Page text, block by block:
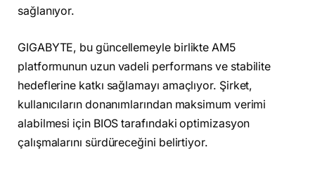
sağlanıyor.
GIGABYTE, bu güncellemeyle birlikte AM5
platformunun uzun vadeli performans ve stabilite
hedeflerine katkı sağlamayı amaçlıyor. Şirket,
kullanıcıların donanımlarından maksimum verimi
alabilmesi için BIOS tarafındaki optimizasyon
çalışmalarını sürdüreceğini belirtiyor.